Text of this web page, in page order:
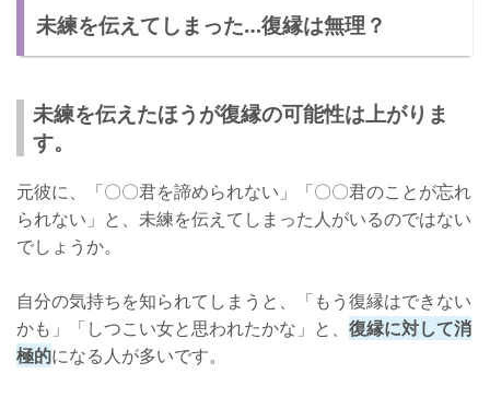
注意点➁：焦って復縁を迫らない
元彼に気持ちが知られても、まずは焦らないこと…！
未練を伝えてしまった…復縁は無理？
未練を伝えたほうが復縁の可能性は上がりま
す。
元彼に、「〇〇君を諦められない」「〇〇君のことが忘れ
られない」と、未練を伝えてしまった人がいるのではない
でしょうか。
自分の気持ちを知られてしまうと、「もう復縁はできない
かも」「しつこい女と思われたかな」と、 復縁に対して消
極的になる人が多いです。